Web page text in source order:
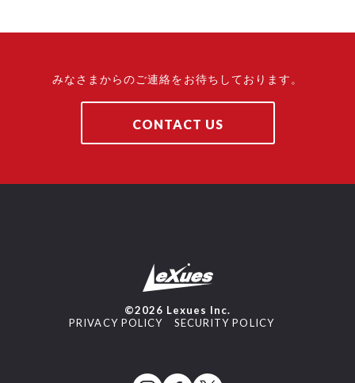
みなさまからのご連絡をお待ちしております。
CONTACT US
©2026 Lexues Inc.
PRIVACY POLICY
SECURITY POLICY